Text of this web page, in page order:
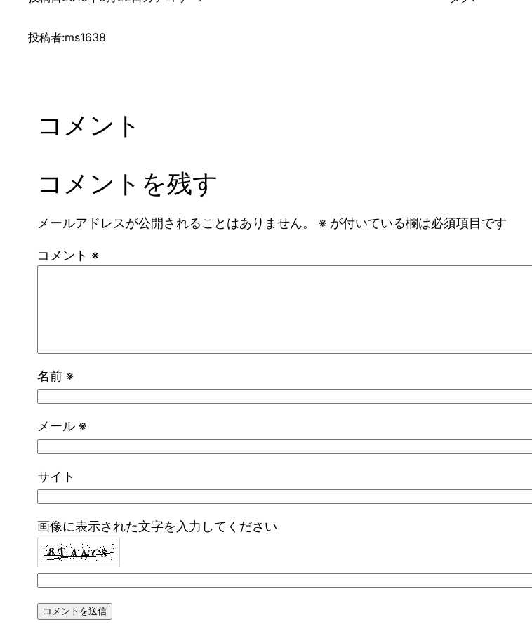
投稿者:ms1638
コメント
コメントを残す
メールアドレスが公開されることはありません。 ※ が付いている欄は必須項目です
コメント ※
名前 ※
メール ※
サイト
画像に表示された文字を入力してください